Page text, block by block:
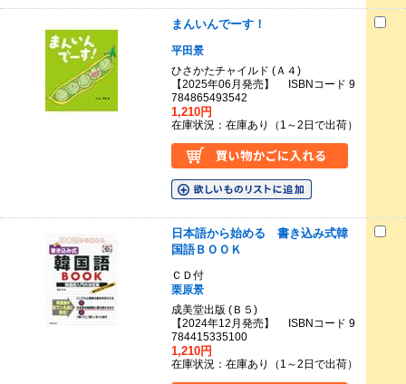
まんいんでーす！
平田景
ひさかたチャイルド (Ａ４)
【2025年06月発売】 ISBNコード 9
784865493542
1,210円
在庫状況：在庫あり（1～2日で出荷）
日本語から始める 書き込み式韓
国語ＢＯＯＫ
ＣＤ付
栗原景
成美堂出版 (Ｂ５)
【2024年12月発売】 ISBNコード 9
784415335100
1,210円
在庫状況：在庫あり（1～2日で出荷）